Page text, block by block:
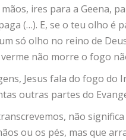
ires para a Geena,
(…). E, se o teu olho é
só olho no reino de
não morre o fogo
Jesus fala do fogo do
outras partes do
não
ou os pés, mas que